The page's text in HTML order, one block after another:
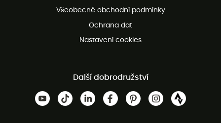
Všeobecné obchodní podmínky
Ochrana dat
Nastavení cookies
Další dobrodružství